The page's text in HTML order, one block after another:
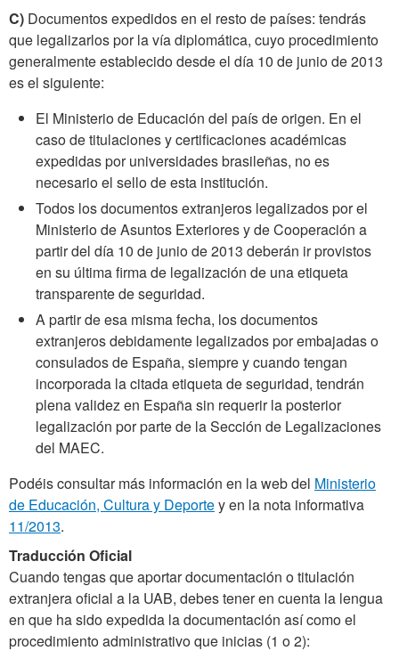
C) Documentos expedidos en el resto de países: tendrás
que legalizarlos por la vía diplomática, cuyo procedimiento
generalmente establecido desde el día 10 de junio de 2013
es el siguiente:
El Ministerio de Educación del país de origen. En el
caso de titulaciones y certificaciones académicas
expedidas por universidades brasileñas, no es
necesario el sello de esta institución.
Todos los documentos extranjeros legalizados por el
Ministerio de Asuntos Exteriores y de Cooperación a
partir del día 10 de junio de 2013 deberán ir provistos
en su última firma de legalización de una etiqueta
transparente de seguridad.
A partir de esa misma fecha, los documentos
extranjeros debidamente legalizados por embajadas o
consulados de España, siempre y cuando tengan
incorporada la citada etiqueta de seguridad, tendrán
plena validez en España sin requerir la posterior
legalización por parte de la Sección de Legalizaciones
del MAEC.
Podéis consultar más información en la web del Ministerio
de Educación, Cultura y Deportey en la nota informativa
11/2013.
Traducción Oficial
Cuando tengas que aportar documentación o titulación
extranjera oficial a la UAB, debes tener en cuenta la lengua
en que ha sido expedida la documentación así como el
procedimiento administrativo que inicias (1 o 2):